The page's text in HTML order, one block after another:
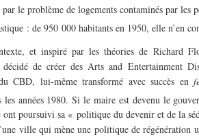
le problème de logements contaminés par les
: de 950 000 habitants en 1950, elle n’en
et inspiré par les théories de Richard
de créer des Arts and Entertainment
CBD, lui-même transformé avec succès en
les années 1980. Si le maire est devenu le
poursuivi sa « politique du devenir et de la
ville qui mène une politique de régénération